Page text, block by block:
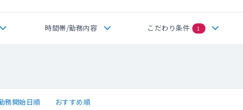
時間帯/勤務内容 こだわり条件 1
務開始日順 おすすめ順